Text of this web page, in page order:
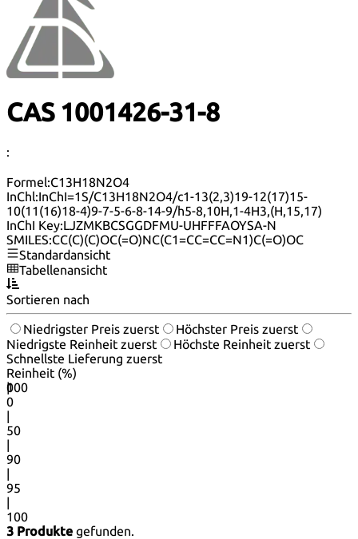
CAS 1001426-31-8
:
Formel:C13H18N2O4
InChl:InChI=1S/C13H18N2O4/c1-13(2,3)19-12(17)15-
10(11(16)18-4)9-7-5-6-8-14-9/h5-8,10H,1-4H3,(H,15,17)
InChI Key:LJZMKBCSGGDFMU-UHFFFAOYSA-N
SMILES:CC(C)(C)OC(=O)NC(C1=CC=CC=N1)C(=O)OC
Standardansicht
Tabellenansicht
Sortieren nach
Niedrigster Preis zuerst
Höchster Preis zuerst
Niedrigste Reinheit zuerst
Höchste Reinheit zuerst
Schnellste Lieferung zuerst
Reinheit (%)
0
100
|
0
|
50
|
90
|
95
|
100
3 Produkte gefunden.